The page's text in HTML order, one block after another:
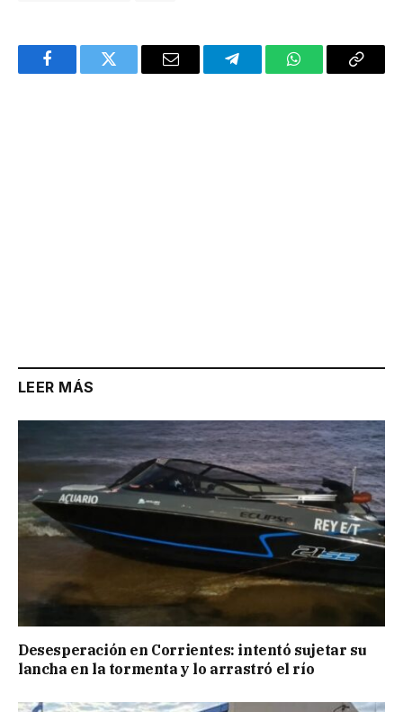
FacebookTwitter Email TelegramWhatsAppCopy
LEER MÁS
Desesperación en Corrientes: intentó sujetar su
lancha en la tormenta y lo arrastró el río